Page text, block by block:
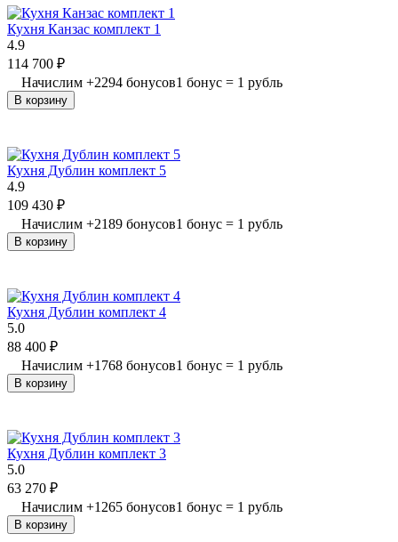
Кухня Канзас комплект 1
4.9
114 700 ₽
Начислим +2294 бонусов1 бонус = 1 рубль
В корзину
Кухня Дублин комплект 5
4.9
109 430 ₽
Начислим +2189 бонусов1 бонус = 1 рубль
В корзину
Кухня Дублин комплект 4
5.0
88 400 ₽
Начислим +1768 бонусов1 бонус = 1 рубль
В корзину
Кухня Дублин комплект 3
5.0
63 270 ₽
Начислим +1265 бонусов1 бонус = 1 рубль
В корзину